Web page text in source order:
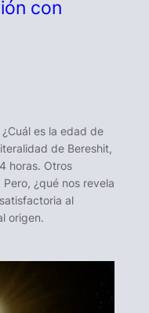
con
es la edad de
de Bereshit,
horas. Otros
¿qué nos revela
al
origen.